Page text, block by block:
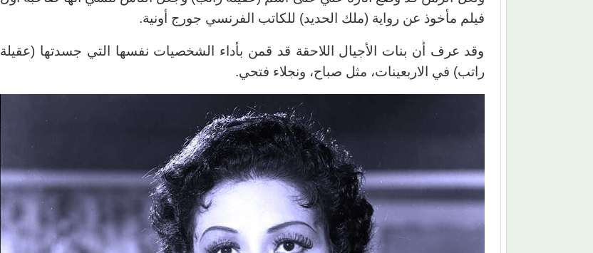
فيلم مأخوذ عن رواية (ملك الحديد) للكاتب الفرنسي جورج أونية.
وقد عرف أن بنات الأجيال اللاحقة قد قمن بأداء الشخصيات نفسها التي جسدتها (عقيلة
راتب) في الاربعينات، مثل صباح، ونجلاء فتحي.